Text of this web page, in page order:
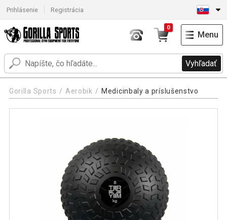
Prihlásenie Registrácia
Vyhľadať
0
Menu
Gorilla Sports Aerobik Medicinbaly a príslušenstvo